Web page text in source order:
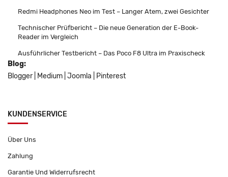
Redmi Headphones Neo im Test – Langer Atem, zwei Gesichter
Technischer Prüfbericht – Die neue Generation der E-Book-
Reader im Vergleich
Ausführlicher Testbericht – Das Poco F8 Ultra im Praxischeck
Blog:
Blogger
Medium Joomla Pinterest
KUNDENSERVICE
Über Uns
Zahlung
Garantie Und Widerrufsrecht